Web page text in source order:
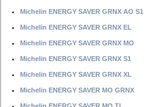
Michelin ENERGY SAVER GRNX AO S1
Michelin ENERGY SAVER GRNX EL
Michelin ENERGY SAVER GRNX MO
Michelin ENERGY SAVER GRNX S1
Michelin ENERGY SAVER GRNX XL
Michelin ENERGY SAVER MO GRNX